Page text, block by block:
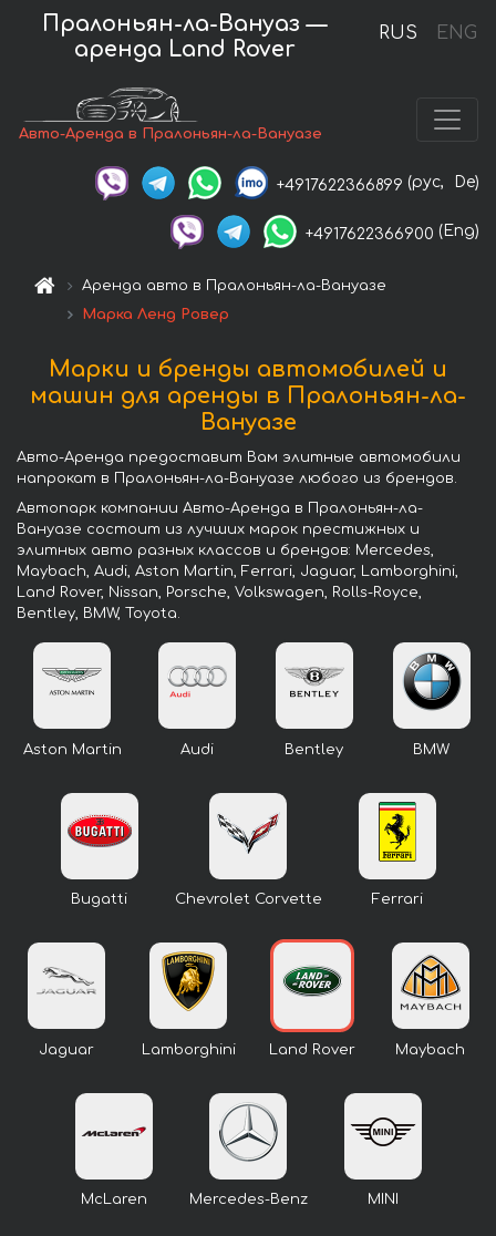
RUS ENG
Пралоньян-ла-Вануаз —
аренда Land Rover
Авто-Аренда в Пралоньян-ла-Вануазе
+4917622366899 (рус, De)
+4917622366900 (Eng)
Аренда авто в Пралоньян-ла-Вануазе
Марка Ленд Ровер
Марки и бренды автомобилей и
машин для аренды в Пралоньян-ла-
Вануазе
Авто-Аренда предоставит Вам элитные автомобили
напрокат в Пралоньян-ла-Вануазе любого из брендов.
Автопарк компании Авто-Аренда в Пралоньян-ла-
Вануазе состоит из лучших марок престижных и
элитных авто разных классов и брендов: Mercedes,
Maybach, Audi, Aston Martin, Ferrari, Jaguar, Lamborghini,
Land Rover, Nissan, Porsche, Volkswagen, Rolls-Royce,
Bentley, BMW, Toyota.
Aston Martin Audi Bentley BMW
Bugatti Chevrolet Corvette Ferrari
Jaguar Lamborghini Land Rover Maybach
McLaren Mercedes-Benz MINI